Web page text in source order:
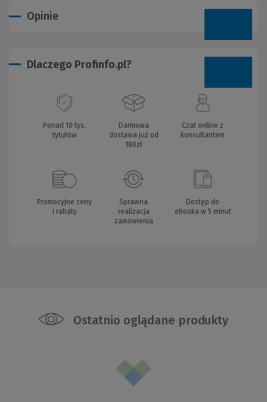
Opinie
Dlaczego Profinfo.pl?
Ponad 10 tys.
tytułów
Darmowa
dostawa już od
180zł
Czat online z
konsultantem
Promocyjne ceny
i rabaty
Sprawna
realizacja
zamówienia
Dostęp do
ebooka w 5 minut
Ostatnio oglądane produkty